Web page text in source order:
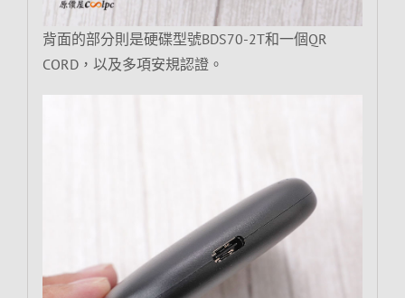
背面的部分則是硬碟型號BDS70-2T和一個QR
CORD，以及多項安規認證。